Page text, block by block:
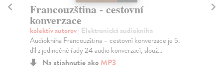
Francouzština - cestovní
konverzace
kolektív autorov| Elektronická audiokniha
Audiokniha Francouzština – cestovní konverzace je 5.
díl z jedinečné řady 24 audio konverzací, slouž...
Na stiahnutie akoMP3